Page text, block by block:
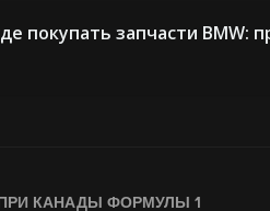
покупать запчасти BMW:
КАНАДЫ ФОРМУЛЫ 1